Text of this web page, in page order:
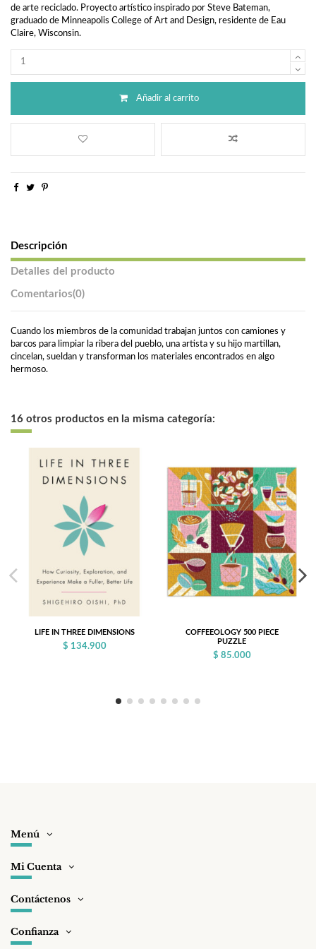
de arte reciclado. Proyecto artístico inspirado por Steve Bateman,
graduado de Minneapolis College of Art and Design, residente de Eau
Claire, Wisconsin.
Añadir al carrito
Descripción
Detalles del producto
Comentarios(0)
Cuando los miembros de la comunidad trabajan juntos con camiones y
barcos para limpiar la ribera del pueblo, una artista y su hijo martillan,
cincelan, sueldan y transforman los materiales encontrados en algo
hermoso.
16 otros productos en la misma categoría:
LIFE IN THREE DIMENSIONS
$ 134.900
COFFEEOLOGY 500 PIECE
PUZZLE
$ 85.000
Menú
Mi Cuenta
Contáctenos
Confianza